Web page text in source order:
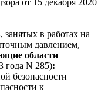
от 15 декабря 2020
, занятых в работах на
давлением,
области
года N 285):
безопасности
к